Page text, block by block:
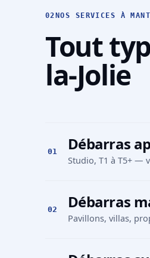
02NOS SERVICES À
Tout
la-Jolie
01 Débarras
Studio, T1 à T5+ —
02 Débarras
Pavillons, villas,